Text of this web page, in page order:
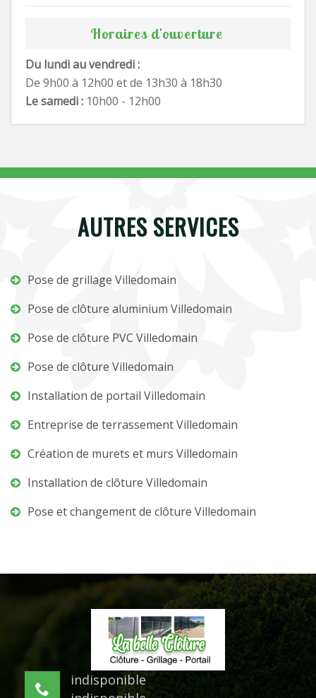
Horaires d'ouverture
Du lundi au vendredi :
De 9h00 à 12h00 et de 13h30 à 18h30
Le samedi : 10h00 - 12h00
AUTRES SERVICES
Pose de grillage Villedomain
Pose de clôture aluminium Villedomain
Pose de clôture PVC Villedomain
Pose de clôture Villedomain
Installation de portail Villedomain
Entreprise de terrassement Villedomain
Création de murets et murs Villedomain
Installation de clôture Villedomain
Pose et changement de clôture Villedomain
indisponible